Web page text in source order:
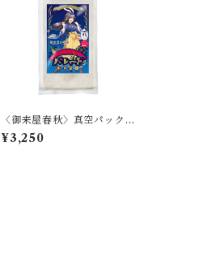
〈御来屋春秋〉真空パック
米 パレード
¥3,250